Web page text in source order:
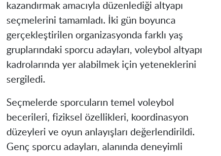
kazandırmak amacıyla düzenlediği altyapı
seçmelerini tamamladı. İki gün boyunca
gerçekleştirilen organizasyonda farklı yaş
gruplarındaki sporcu adayları, voleybol altyapı
kadrolarında yer alabilmek için yeteneklerini
sergiledi.
Seçmelerde sporcuların temel voleybol
becerileri, fiziksel özellikleri, koordinasyon
düzeyleri ve oyun anlayışları değerlendirildi.
Genç sporcu adayları, alanında deneyimli